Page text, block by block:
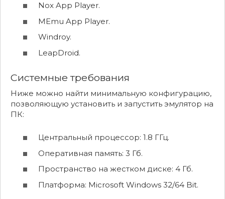
Nox App Player.
MEmu App Player.
Windroy.
LeapDroid.
Системные требования
Ниже можно найти минимальную конфигурацию,
позволяющую установить и запустить эмулятор на
ПК:
Центральный процессор: 1.8 ГГц.
Оперативная память: 3 Гб.
Пространство на жестком диске: 4 Гб.
Платформа: Microsoft Windows 32/64 Bit.